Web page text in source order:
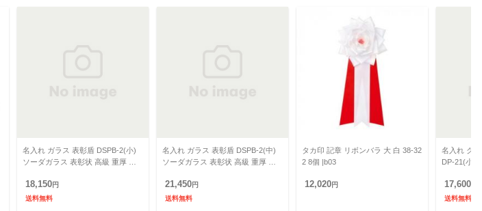
名入れ ガラス 表彰盾 DSPB-2(小)
ソーダガラス 表彰状 高級 重厚 黒
念
18,150円
送料無料
名入れ ガラス 表彰盾 DSPB-2(中)
ソーダガラス 表彰状 高級 重厚 黒
念
21,450円
送料無料
タカ印 記章 リボンバラ 大 白 38-32
2 8個 |b03
12,020円
名入れ ク
DP-21(小)
17,600
送料無料